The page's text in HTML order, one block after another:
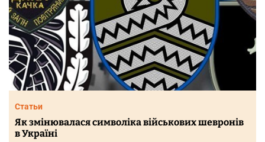
Статьи
Як змінювалася символіка військових шевронів
в Україні